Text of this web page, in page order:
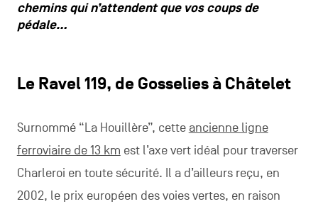
chemins qui n’attendent que vos coups de
pédale…
Le Ravel 119, de Gosselies à Châtelet
Surnommé “La Houillère”, cette ancienne ligne
ferroviaire de 13 km est l’axe vert idéal pour traverser
Charleroi en toute sécurité. Il a d’ailleurs reçu, en
2002, le prix européen des voies vertes, en raison